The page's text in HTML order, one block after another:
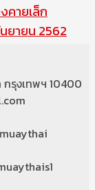
คายเล็ก
ยายน 2562
กรุงเทพฯ 10400